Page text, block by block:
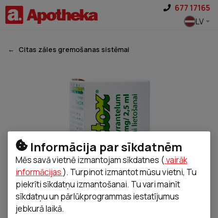
677 17165
LV
Citas zāles gremošanas sistēmai
Informācija par sīkdatnēm
Mēs savā vietnē izmantojam sīkdatnes (vairāk
informācijas ). Turpinot izmantot mūsu vietni, Tu
piekrīti sīkdatņu izmantošanai. Tu vari mainīt
sīkdatņu un pārlūkprogrammas iestatījumus
jebkurā laikā.